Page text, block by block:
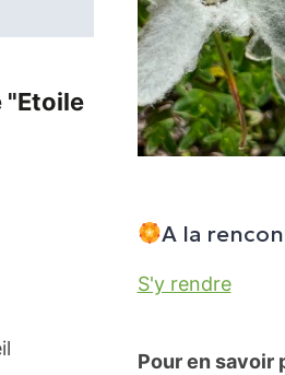
"Etoile
A la
S'y rendre
Pour en savoir